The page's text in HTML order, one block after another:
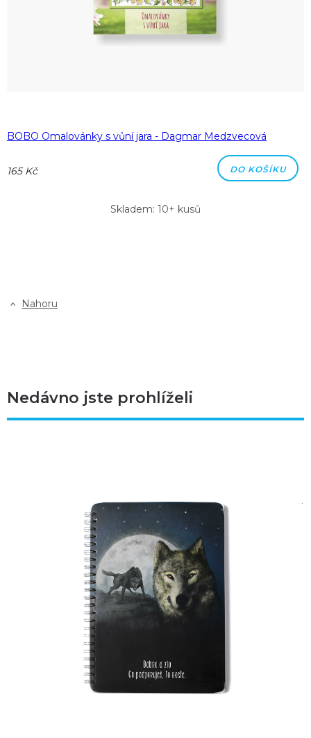
BOBO Omalovánky s vůní jara - Dagmar Medzvecová
165 Kč DO KOŠÍKU
Skladem: 10+ kusů
Nahoru
Nedávno jste prohlíželi